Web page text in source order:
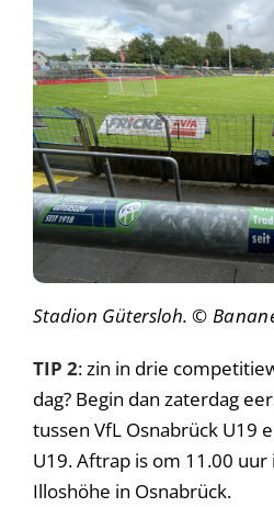
Stadion Gütersloh. ©
TIP 2: zin in drie
dag? Begin dan zaterdag
tussen VfL Osnabrück U19
U19. Aftrap is om 11.00 uur
Illoshöhe in Osnabrück.